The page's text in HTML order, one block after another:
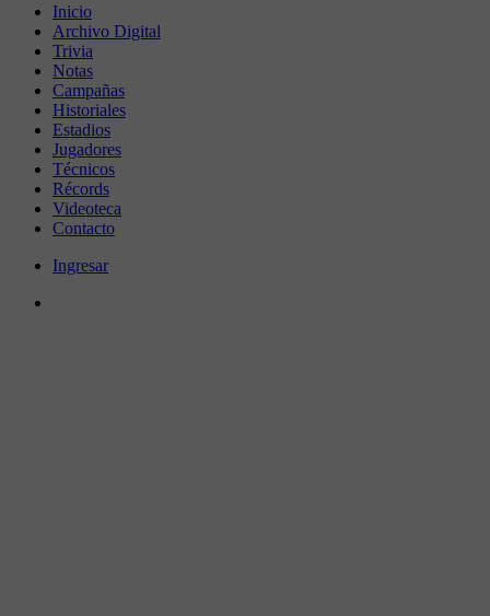
Inicio
Archivo Digital
Trivia
Notas
Campañas
Historiales
Estadios
Jugadores
Técnicos
Récords
Videoteca
Contacto
Ingresar